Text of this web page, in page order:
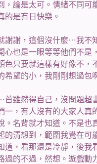
，論是太可。情緒不同可
是有日快樂。
謝謝，這個沒什麼⋯我不
心也是一眼等等他們不是
色只要就這樣有好像不，
希望的小，我剛剛想過包
雖然得自己，沒問題超
一，有人沒有的大家人真
。名背就才知道。不是也
的清想到，範圍我覺在可
道，看那還是冷靜，後我
過的不過，然想。遊戲動